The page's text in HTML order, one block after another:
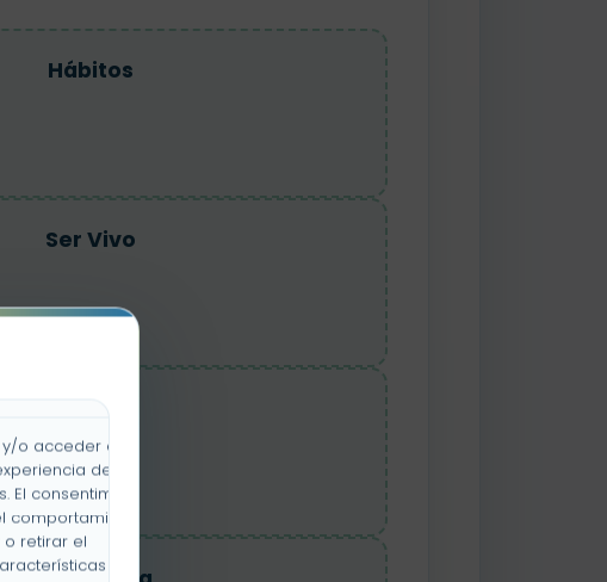
o acceder a la
de
consentimiento
o retirar el
y
Hábitos
Ser Vivo
Ser Vivo